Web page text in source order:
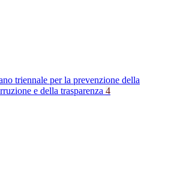
triennale per la prevenzione della
e della trasparenza 4